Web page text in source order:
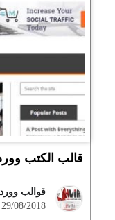
قالب الكتب
قوالب
29/08/2018